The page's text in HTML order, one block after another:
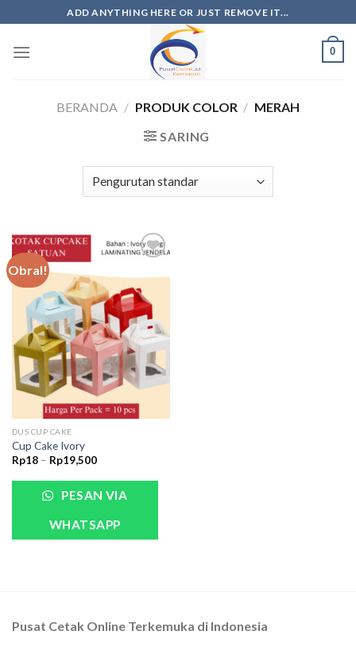
ADD ANYTHING HERE OR JUST REMOVE IT...
0
BERANDA / PRODUK COLOR / MERAH
SARING
Obral!
DUS CUP CAKE
Cup Cake Ivory
Rp18– Rp19,500
PESAN VIA
WHATSAPP
Pusat Cetak Online Terkemuka di Indonesia